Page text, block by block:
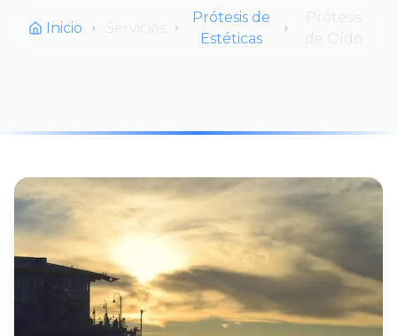
Inicio
Prótesis de
Estéticas